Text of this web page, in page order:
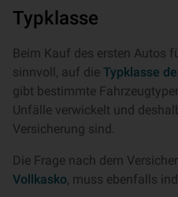
Typklasse
Beim Kauf des ersten Autos
sinnvoll, auf die Typklasse
gibt bestimmte
Unfälle verwickelt und
Versicherung sind.
Die Frage nach dem
Vollkasko, muss ebenfalls